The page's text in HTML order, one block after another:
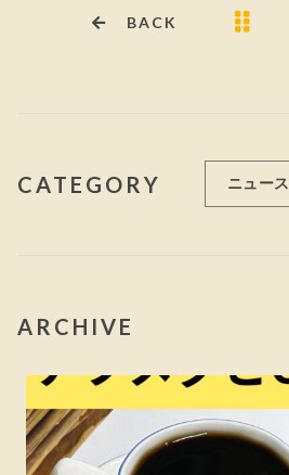
BACK
CATEGORY ニュース
ARCHIVE